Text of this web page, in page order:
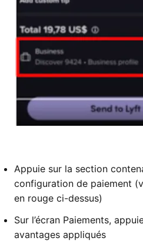
Appuie sur la section
configuration de paiement
en rouge ci-dessus)
Sur l’écran Paiements,
avantages appliqués